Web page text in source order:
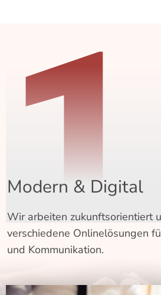
1
Modern & Digital
Wir arbeiten zukunftsorientiert
verschiedene Onlinelösungen
und Kommunikation.